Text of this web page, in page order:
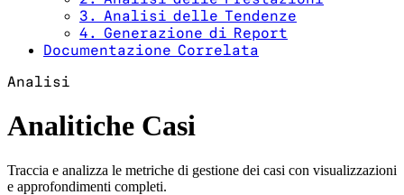
3. Analisi delle Tendenze
4. Generazione di Report
Documentazione Correlata
Analisi
Analitiche Casi
Traccia e analizza le metriche di gestione dei casi con visualizzazioni
e approfondimenti completi.